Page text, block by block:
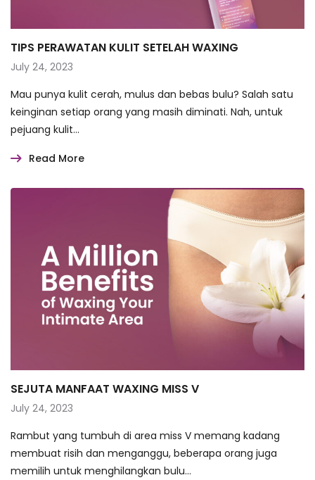
TIPS PERAWATAN KULIT SETELAH WAXING
July 24, 2023
Mau punya kulit cerah, mulus dan bebas bulu? Salah satu
keinginan setiap orang yang masih diminati. Nah, untuk
pejuang kulit…
Read More
SEJUTA MANFAAT WAXING MISS V
July 24, 2023
Rambut yang tumbuh di area miss V memang kadang
membuat risih dan menganggu, beberapa orang juga
memilih untuk menghilangkan bulu…